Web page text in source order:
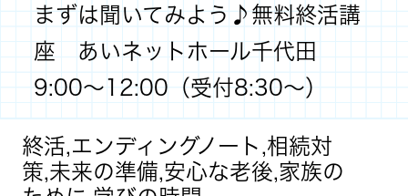
まずは聞いてみよう♪無料終活講
座 あいネットホール千代田
9:00～12:00（受付8:30～）
終活,エンディングノート,相続対
策,未来の準備,安心な老後,家族の